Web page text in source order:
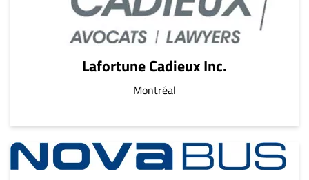
Lafortune Cadieux Inc.
Montréal